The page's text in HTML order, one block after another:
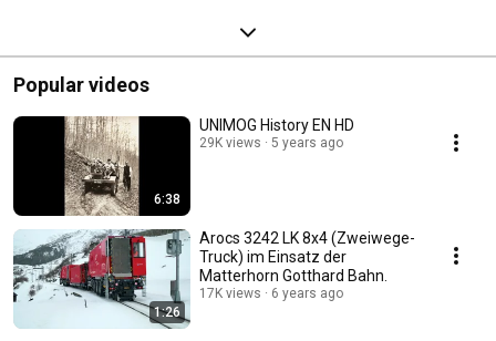
Popular videos
6:38
UNIMOG History EN HD
29K views 5 years ago
1:26
Arocs 3242 LK 8x4 (Zweiwege-
Truck) im Einsatz der
Matterhorn Gotthard Bahn.
17K views 6 years ago